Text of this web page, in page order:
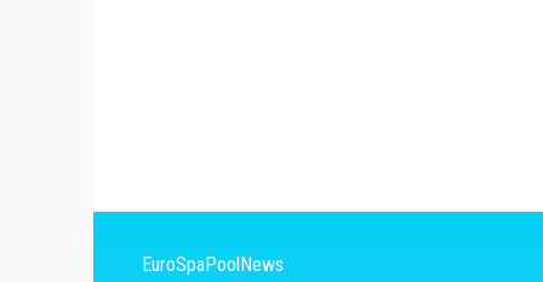
EuroSpaPoolNews